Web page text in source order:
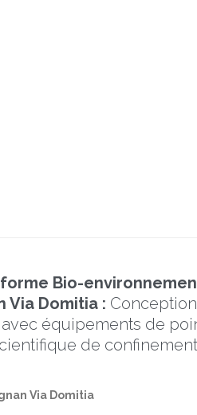
Bio-
Via Domitia : Conception
équipements de
de
Via Domitia